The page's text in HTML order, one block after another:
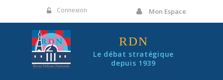
Connexion Mon Espace
RDN
Le débat stratégique
depuis 1939